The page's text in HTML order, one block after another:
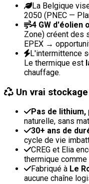
La Belgique
2050 (PNEC —
4 GW d'éolien
Zone) créent des
EPEX →
L'intermittence
Le thermique est
chauffage.
Un vrai
Pas de
naturelle, sans
30+ ans de
cycle de vie
CREG et Elia
thermique
Fabriqué à Le
aucune chaîne